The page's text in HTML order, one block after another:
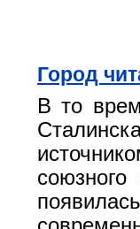
Город
В то